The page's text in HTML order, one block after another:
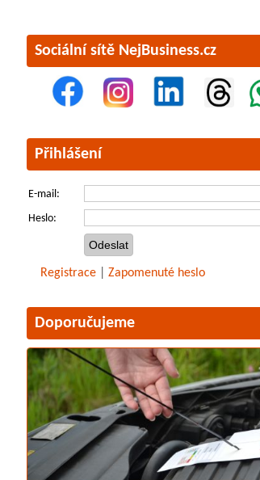
Sociální sítě NejBusiness.cz
Přihlášení
E-mail:
Heslo:
Registrace Zapomenuté heslo
Doporučujeme